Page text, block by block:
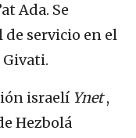
Ada. Se
de servicio en el
Givati.
israelí Ynet,
Hezbolá